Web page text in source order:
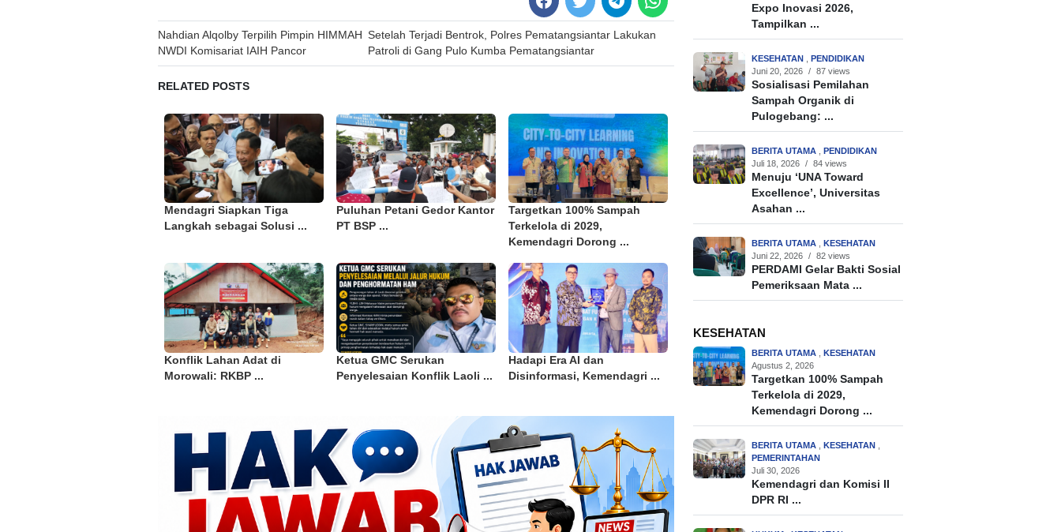
Post
navigation
Nahdian Alqolby Terpilih Pimpin HIMMAH
NWDI Komisariat IAIH Pancor
Setelah Terjadi Bentrok, Polres Pematangsiantar Lakukan
Patroli di Gang Pulo Kumba Pematangsiantar
RELATED POSTS
Mendagri Siapkan Tiga
Langkah sebagai Solusi ...
Puluhan Petani Gedor Kantor
PT BSP ...
Targetkan 100% Sampah
Terkelola di 2029,
Kemendagri Dorong ...
Konflik Lahan Adat di
Morowali: RKBP ...
Ketua GMC Serukan
Penyelesaian Konflik Laoli ...
Hadapi Era AI dan
Disinformasi, Kemendagri ...
Expo Inovasi 2026,
Tampilkan ...
KESEHATAN , PENDIDIKAN
Juni 20, 2026
/ 87 views
Sosialisasi Pemilahan
Sampah Organik di
Pulogebang: ...
BERITA UTAMA , PENDIDIKAN
Juli 18, 2026
/ 84 views
Menuju ‘UNA Toward
Excellence’, Universitas
Asahan ...
BERITA UTAMA , KESEHATAN
Juni 22, 2026
/ 82 views
PERDAMI Gelar Bakti Sosial
Pemeriksaan Mata ...
KESEHATAN
BERITA UTAMA , KESEHATAN
Agustus 2, 2026
Targetkan 100% Sampah
Terkelola di 2029,
Kemendagri Dorong ...
BERITA UTAMA , KESEHATAN ,
PEMERINTAHAN
Juli 30, 2026
Kemendagri dan Komisi II
DPR RI ...